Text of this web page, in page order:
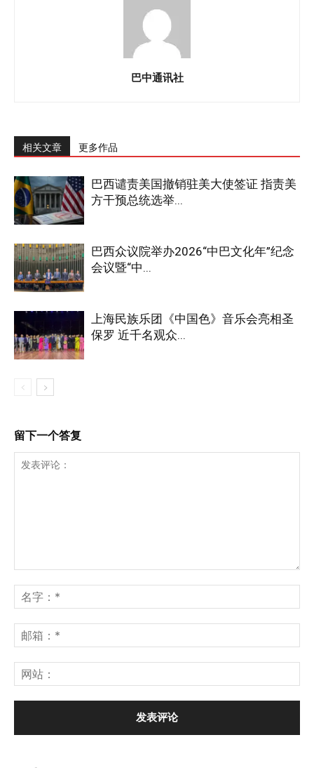
巴中通讯社
相关文章 更多作品
巴西谴责美国撤销驻美大使签证 指责美
方干预总统选举...
巴西众议院举办2026“中巴文化年”纪念
会议暨“中...
上海民族乐团《中国色》音乐会亮相圣
保罗 近千名观众...
留下一个答复